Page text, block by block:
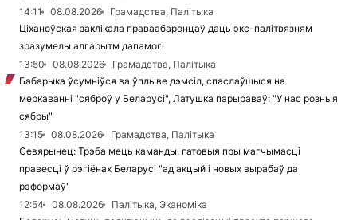
14:11
08.08.2026
Грамадства, Палітыка
Ціханоўская заклікала праваабаронцаў даць экс-палітвязням
зразумелы алгарытм дапамогі
13:50
08.08.2026
Грамадства, Палітыка
Бабарыка ўсумніўся ва ўплыве дэмсіл, спаслаўшыся на
меркаванні "сяброў у Беларусі", Латушка парыраваў: "У нас розныя
сябры"
13:15
08.08.2026
Грамадства, Палітыка
Севярынец: Трэба мець каманды, гатовыя пры магчымасці
правесці ў рэгіёнах Беларусі "ад акцый і новых вырабаў да
рэформаў"
12:54
08.08.2026
Палітыка, Эканоміка